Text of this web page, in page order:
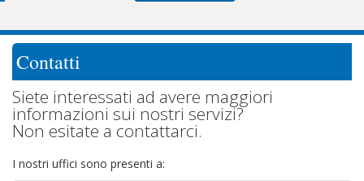
Contatti
Siete interessati ad avere maggiori
informazioni sui nostri servizi?
Non esitate a contattarci.
I nostri uffici sono presenti a: